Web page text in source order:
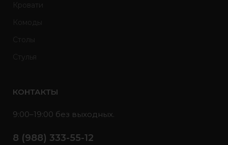
Кровати
Комоды
Столы
Стулья
КОНТАКТЫ
9:00–19:00 без выходных.
8 (988) 333-55-12